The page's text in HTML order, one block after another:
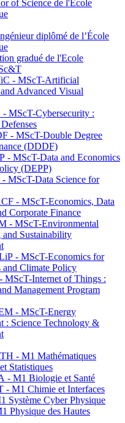
of Science de l'Ecole
diplômé de l’École
gradué de l'Ecole
- MScT-Artificial
Advanced Visual
MScT-Cybersecurity :
- MScT-Double Degree
(DDDF)
- MScT-Data and Economics
(DEPP)
MScT-Data Science for
- MScT-Economics, Data
Corporate Finance
- MScT-Environmental
and Sustainability
- MScT-Economics for
and Climate Policy
MScT-Internet of Things :
Management Program
- MScT-Energy
: Science Technology &
- M1 Mathématiques
Statistiques
- M1 Biologie et Santé
M1 Chimie et Interfaces
Système Cyber Physique
Physique des Hautes